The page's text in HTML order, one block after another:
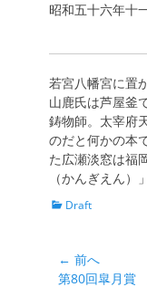
昭和五十六年十
若宮八幡宮に置
山鹿氏は芦屋釜
鋳物師。太宰府
のだと何かの本
た広瀬淡窓は福
（かんぎえん）
カ Draft
投
稿
← 前へ
前
第80回皐月賞